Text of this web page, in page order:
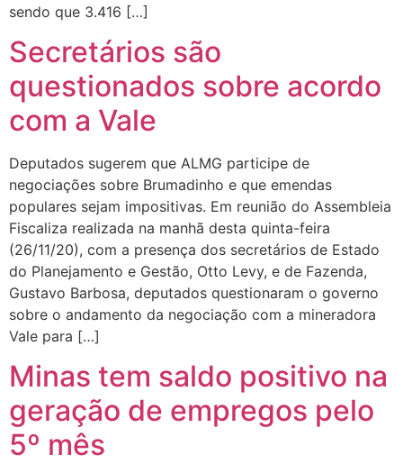
sendo que 3.416 […]
Secretários são
questionados sobre acordo
com a Vale
Deputados sugerem que ALMG participe de
negociações sobre Brumadinho e que emendas
populares sejam impositivas. Em reunião do Assembleia
Fiscaliza realizada na manhã desta quinta-feira
(26/11/20), com a presença dos secretários de Estado
do Planejamento e Gestão, Otto Levy, e de Fazenda,
Gustavo Barbosa, deputados questionaram o governo
sobre o andamento da negociação com a mineradora
Vale para […]
Minas tem saldo positivo na
geração de empregos pelo
5º mês